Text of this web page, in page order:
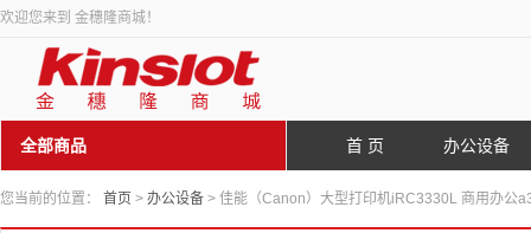
欢迎您来到 金穗隆商城！
全部商品 首 页 办公设备
您当前的位置： 首页 > 办公设备 > 佳能（Canon）大型打印机iRC3330L 商用办公